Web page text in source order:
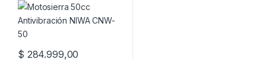
$ 284.999,00